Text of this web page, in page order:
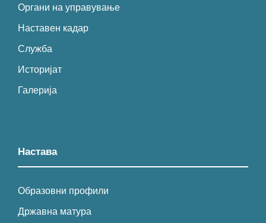
Органи на управување
Наставен кадар
Служба
Историјат
Галерија
Настава
Образовни профили
Државна матура